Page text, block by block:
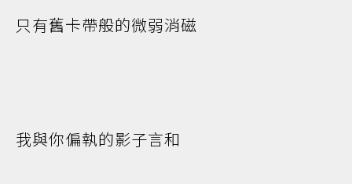
只有舊卡帶般的微弱消磁
我與你偏執的影子言和